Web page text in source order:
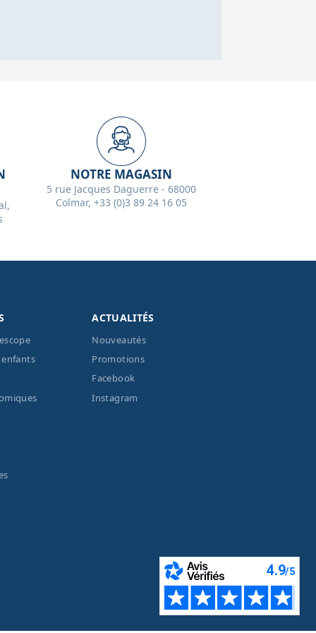
NOTRE MAGASIN
5 rue Jacques Daguerre - 68000
Colmar, +33 (0)3 89 24 16 05
enfants
ACTUALITÉS
Nouveautés
Promotions
Facebook
Instagram